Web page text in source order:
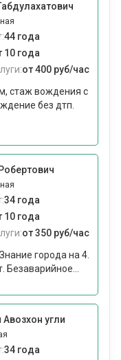
44 года
10 года
от 400 руб/час
стаж вождения с
без дтп.
34 года
10 года
от 350 руб/час
города на 4.
угли
34 года